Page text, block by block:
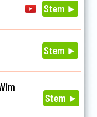
Stem ►
Stem ►
Stem ►